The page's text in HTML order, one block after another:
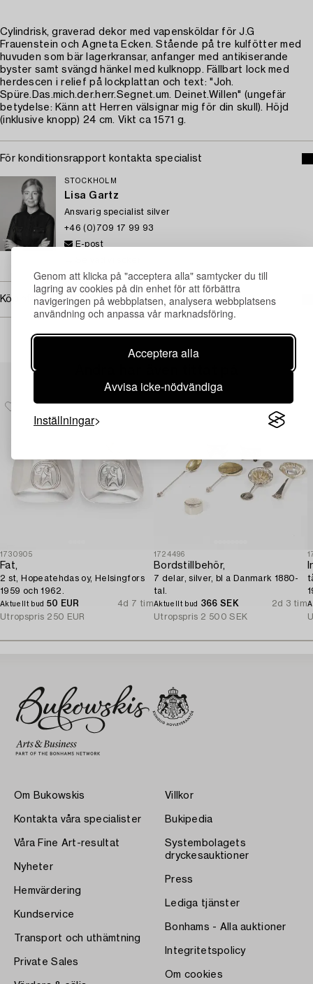
Genom att klicka på "acceptera alla" samtycker du till
lagring av cookies på din enhet för att förbättra
navigeringen på webbplatsen, analysera webbplatsens
användning och anpassa vår marknadsföring.
Acceptera alla
Avvisa icke-nödvändiga
Inställningar
Cylindrisk, graverad dekor med vapensköldar för J.G
Frauenstein och Agneta Ecken. Stående på tre kulfötter med
huvuden som bär lagerkransar, anfanger med antikiserande
byster samt svängd hänkel med kulknopp. Fällbart lock med
herdescen i relief på lockplattan och text: "Joh.
Spüre.Das.mich.der.herr.Segnet.um. Deinet.Willen" (ungefär
betydelse: Känn att Herren välsignar mig för din skull). Höjd
(inklusive knopp) 24 cm. Vikt ca 1571 g.
För konditionsrapport kontakta specialist
STOCKHOLM
Lisa Gartz
Ansvarig specialist silver
+46 (0)709 17 99 93
E-post
Köpinformation
1730905
Fat,
2 st, Hopeatehdas oy, Helsingfors
1959 och 1962.
Aktuellt bud 50 EUR
4d 7 tim
Utropspris 250 EUR
1724496
Bordstillbehör,
7 delar, silver, bl a Danmark 1880-
tal.
Aktuellt bud 366 SEK
2d 3 tim
Utropspris 2 500 SEK
Om Bukowskis
Kontakta våra specialister
Våra Fine Art-resultat
Nyheter
Hemvärdering
Kundservice
Transport och uthämtning
Private Sales
Villkor
Bukipedia
Systembolagets
dryckesauktioner
Press
Lediga tjänster
Bonhams - Alla auktioner
Integritetspolicy
Om cookies